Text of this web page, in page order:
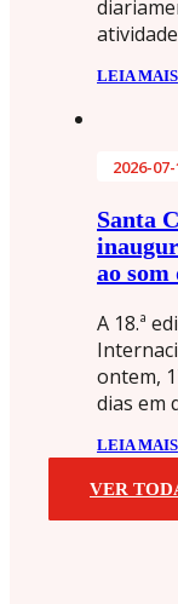
LEIA MAIS
2026-
Santa
ao
A 18.ª
ontem,
dias em
LEIA MAIS
VER